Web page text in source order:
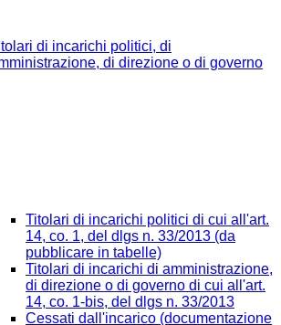
di incarichi politici, di
di direzione o di governo
Titolari di incarichi politici di cui all'art.
14, co. 1, del dlgs n. 33/2013 (da
pubblicare in tabelle)
Titolari di incarichi di amministrazione,
di direzione o di governo di cui all'art.
14, co. 1-bis, del dlgs n. 33/2013
Cessati dall'incarico (documentazione